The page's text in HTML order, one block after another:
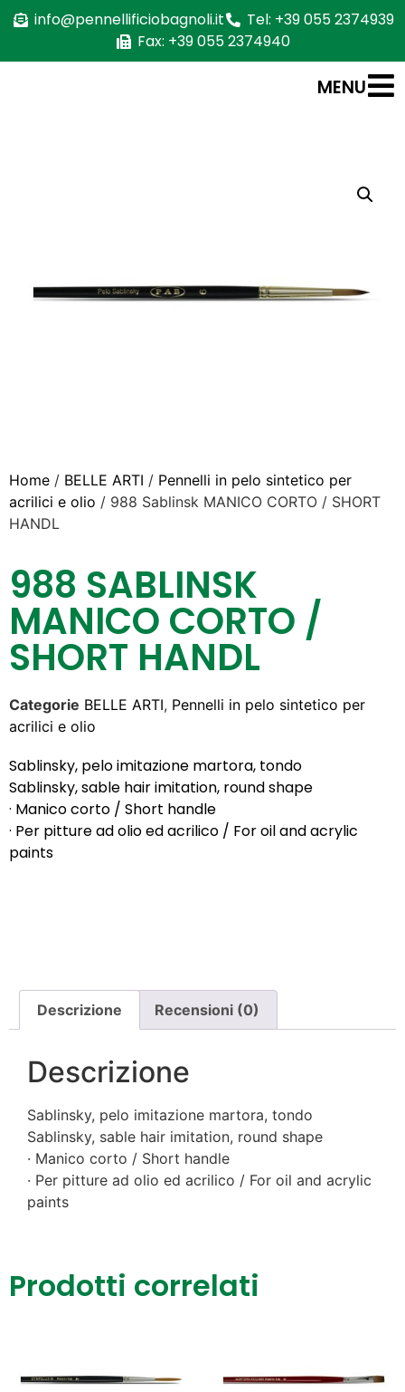
info@pennellificiobagnoli.it
Tel: +39 055 2374939
Fax: +39 055 2374940
MENU
Home / BELLE ARTI / Pennelli in pelo sintetico per
acrilici e olio / 988 Sablinsk MANICO CORTO / SHORT
HANDL
988 SABLINSK
MANICO CORTO /
SHORT HANDL
Categorie BELLE ARTI, Pennelli in pelo sintetico per
acrilici e olio
Sablinsky, pelo imitazione martora, tondo
Sablinsky, sable hair imitation, round shape
· Manico corto / Short handle
· Per pitture ad olio ed acrilico / For oil and acrylic
paints
Descrizione Recensioni (0)
Descrizione
Sablinsky, pelo imitazione martora, tondo
Sablinsky, sable hair imitation, round shape
· Manico corto / Short handle
· Per pitture ad olio ed acrilico / For oil and acrylic
paints
Prodotti correlati